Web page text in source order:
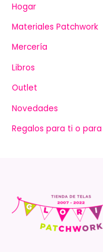
Hogar
Materiales Patchwork
Mercería
Libros
Outlet
Novedades
Regalos para ti o